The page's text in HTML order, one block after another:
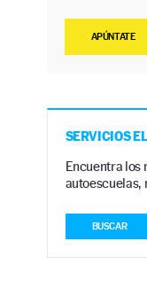
APÚNTATE
SERVICIOS
Encuentra los
autoescuelas,
BUSCAR